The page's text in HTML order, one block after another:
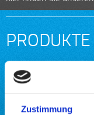
Zustimmung